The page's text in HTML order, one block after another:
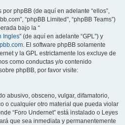
phpBB (de aquí en adelante “ellos”,
“phpBB Limited”, “phpBB Teams”)
bajo la “
Ingles” (de aquí en adelante “GPL”) y
. El software phpBB solamente
y la GPL estrictamente los excluye de
como conductas y/o contenido
phpBB, por favor visite:
abusivo, obsceno, vulgar, difamatorio,
o cualquier otro material que pueda violar
“Foro Undernet” está instalado o Leyes
que sea inmediata y permanentemente